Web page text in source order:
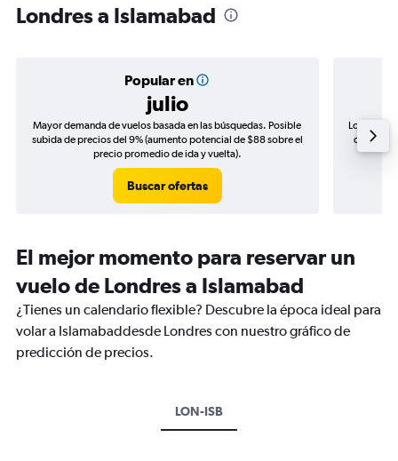
Londres a Islamabad
Popular en
julio
Mayor demanda de vuelos basada en las búsquedas. Posible
subida de precios del 9% (aumento potencial de $88 sobre el
precio promedio de ida y vuelta).
Buscar ofertas
Los
de
El mejor momento para reservar un
vuelo de Londres a Islamabad
¿Tienes un calendario flexible? Descubre la época ideal para
volar a Islamabaddesde Londres con nuestro gráfico de
predicción de precios.
LON-ISB